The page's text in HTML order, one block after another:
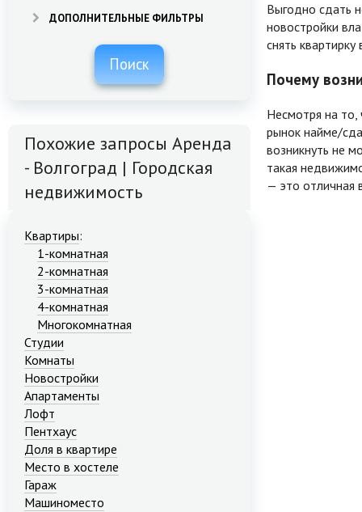
ДОПОЛНИТЕЛЬНЫЕ ФИЛЬТРЫ
Поиск
Похожие запросы Аренда
- Волгоград | Городская
недвижимость
Квартиры:
1-комнатная
2-комнатная
3-комнатная
4-комнатная
Многокомнатная
Студии
Комнаты
Новостройки
Апартаменты
Лофт
Пентхаус
Доля в квартире
Место в хостеле
Гараж
Машиноместо
Выгодно сдать
новостройки
снять
Почему
Несмотря на
рынок найме/
возникнуть не
такая
— это отличная